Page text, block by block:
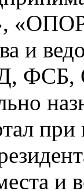
и
ФСБ,
при
и